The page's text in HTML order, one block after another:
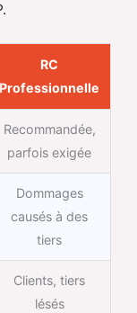
RC
Professionnelle
Recommandée,
parfois exigée
Dommages
causés à des
tiers
Clients, tiers
lésés